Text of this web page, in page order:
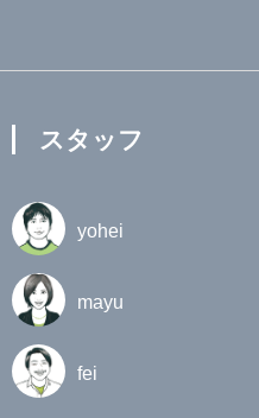
スタッフ
yohei
mayu
fei